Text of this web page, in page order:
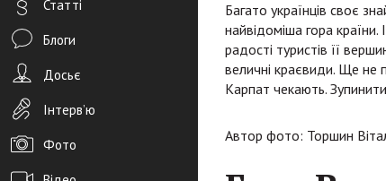
Статті
Блоги
Досьє
Інтерв’ю
Фото
Багато українців своє
найвідоміша гора країни.
радості туристів її
величні краєвиди. Ще не
Карпат чекають.
Автор фото: Торшин